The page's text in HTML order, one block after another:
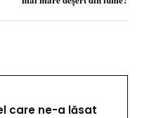
care ne-a lăsat